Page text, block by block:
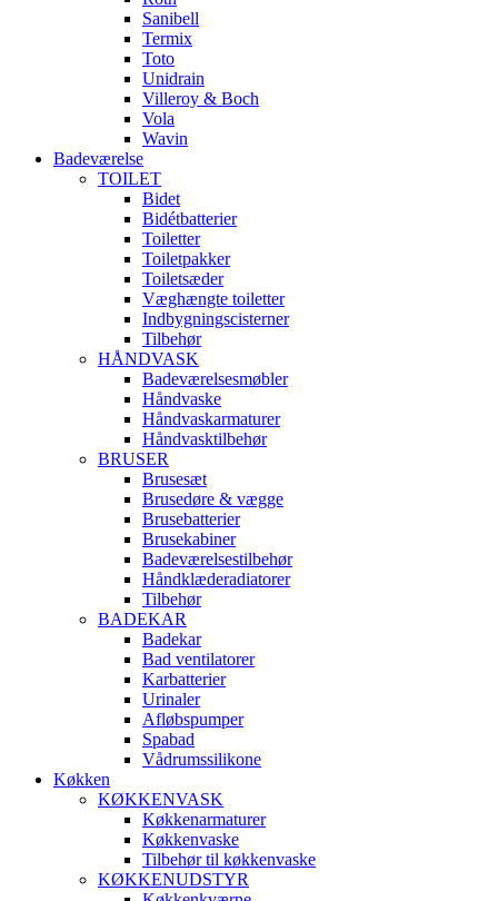
Sanibell
Termix
Toto
Unidrain
Villeroy & Boch
Vola
Wavin
Badeværelse
TOILET
Bidet
Bidétbatterier
Toiletter
Toiletpakker
Toiletsæder
Væghængte toiletter
Indbygningscisterner
Tilbehør
HÅNDVASK
Badeværelsesmøbler
Håndvaske
Håndvaskarmaturer
Håndvasktilbehør
BRUSER
Brusesæt
Brusedøre & vægge
Brusebatterier
Brusekabiner
Badeværelsestilbehør
Håndklæderadiatorer
Tilbehør
BADEKAR
Badekar
Bad ventilatorer
Karbatterier
Urinaler
Afløbspumper
Spabad
Vådrumssilikone
Køkken
KØKKENVASK
Køkkenarmaturer
Køkkenvaske
Tilbehør til køkkenvaske
KØKKENUDSTYR